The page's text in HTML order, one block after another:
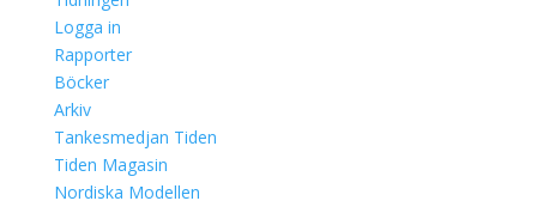
Logga in
Rapporter
Böcker
Arkiv
Tankesmedjan Tiden
Tiden Magasin
Nordiska Modellen